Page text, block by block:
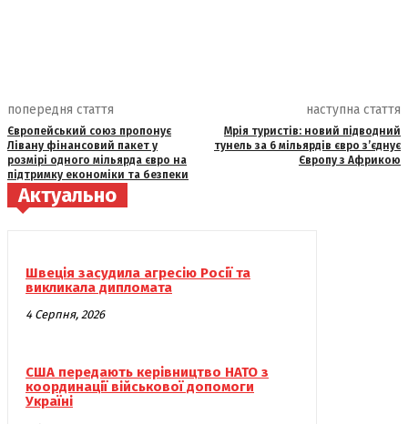
попередня стаття
Європейський союз пропонує
Лівану фінансовий пакет у
розмірі одного мільярда євро на
підтримку економіки та безпеки
наступна стаття
Мрія туристів: новий підводний
тунель за 6 мільярдів євро з’єднує
Європу з Африкою
Актуально
Швеція засудила агресію Росії та
викликала дипломата
4 Серпня, 2026
США передають керівництво НАТО з
координації військової допомоги
Україні